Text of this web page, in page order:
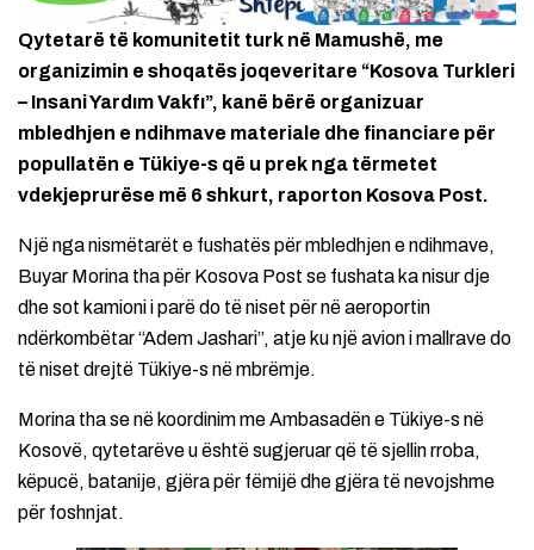
Qytetarë të komunitetit turk në Mamushë, me
organizimin e shoqatës joqeveritare “Kosova Turkleri
– Insani Yardım Vakfı”, kanë bërë organizuar
mbledhjen e ndihmave materiale dhe financiare për
popullatën e Tükiye-s që u prek nga tërmetet
vdekjeprurëse më 6 shkurt, raporton Kosova Post.
Një nga nismëtarët e fushatës për mbledhjen e ndihmave,
Buyar Morina tha për Kosova Post se fushata ka nisur dje
dhe sot kamioni i parë do të niset për në aeroportin
ndërkombëtar “Adem Jashari”, atje ku një avion i mallrave do
të niset drejtë Tükiye-s në mbrëmje.
Morina tha se në koordinim me Ambasadën e Tükiye-s në
Kosovë, qytetarëve u është sugjeruar që të sjellin rroba,
këpucë, batanije, gjëra për fëmijë dhe gjëra të nevojshme
për foshnjat.